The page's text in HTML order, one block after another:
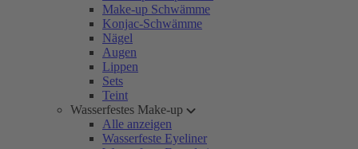
Make-up Schwämme
Konjac-Schwämme
Nägel
Augen
Lippen
Sets
Teint
Wasserfestes Make-up
Alle anzeigen
Wasserfeste Eyeliner